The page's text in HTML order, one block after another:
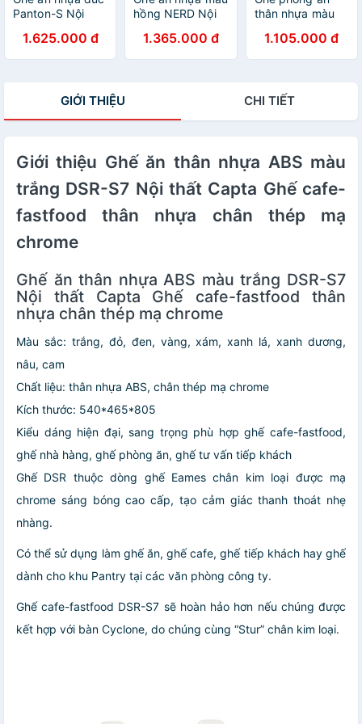
Panton-S Nội
Ghế tiếp khách
nhựa PP màu
1.625.000 đ
hồng NERD Nội
Ghế tiếp khách
nhỏ gọn thân
1.365.000 đ
thân nhựa màu
Nội thất Capta
Ghế ăn hiện đại
nhập khẩu tại
1.105.000 đ
GIỚI THIỆU CHI TIẾT
Giới thiệu Ghế ăn thân nhựa ABS màu
trắng DSR-S7 Nội thất Capta Ghế cafe-
fastfood thân nhựa chân thép mạ
chrome
Ghế ăn thân nhựa ABS màu trắng DSR-S7
Nội thất Capta Ghế cafe-fastfood thân
nhựa chân thép mạ chrome
Màu sắc: trắng, đỏ, đen, vàng, xám, xanh lá, xanh dương,
nâu, cam
Chất liệu: thân nhựa ABS, chân thép mạ chrome
Kích thước: 540*465*805
Kiểu dáng hiện đại, sang trọng phù hợp ghế cafe-fastfood,
ghế nhà hàng, ghế phòng ăn, ghế tư vấn tiếp khách
Ghế DSR thuộc dòng ghế Eames chân kim loại được mạ
chrome sáng bóng cao cấp, tạo cảm giác thanh thoát nhẹ
nhàng.
Có thể sử dụng làm ghế ăn, ghế cafe, ghế tiếp khách hay ghế
dành cho khu Pantry tại các văn phòng công ty.
Ghế cafe-fastfood DSR-S7 sẽ hoàn hảo hơn nếu chúng được
kết hợp với bàn Cyclone, do chúng cùng “Stur” chân kim loại.